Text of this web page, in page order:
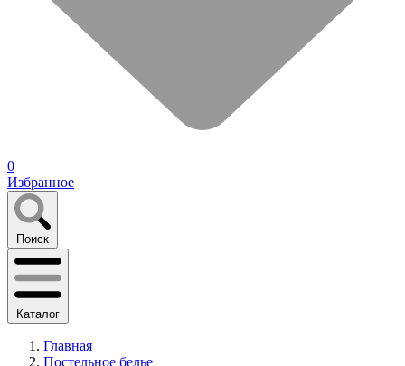
0
Избранное
Поиск
Каталог
Главная
Постельное белье